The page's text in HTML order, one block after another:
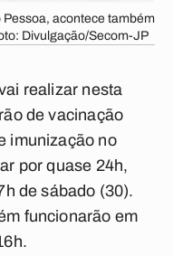
acontece também
Divulgação/Secom-JP
realizar nesta
de vacinação
imunização no
por quase 24h,
de sábado (30).
funcionarão em